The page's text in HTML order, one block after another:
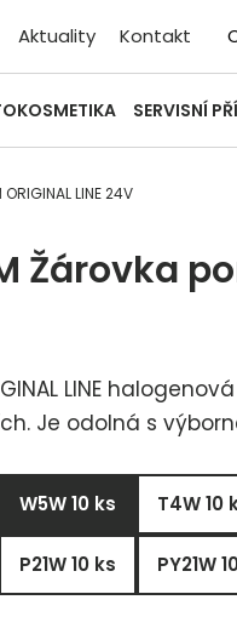
Aktuality Kontakt
SERVISNÍ
ORIGINAL LINE 24V
Žárovka
LINE
Je odolná s
W5W 10 ks T4W 10
P21W 10 ks PY21W